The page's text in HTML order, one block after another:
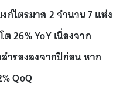
ไตรมาส 2 จำนวน 7 แห่ง
26% YoY เนื่องจาก
ำรองลงจากปีก่อน หาก
QoQ